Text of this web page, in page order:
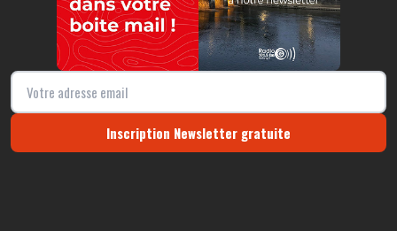
Inscription Newsletter gratuite